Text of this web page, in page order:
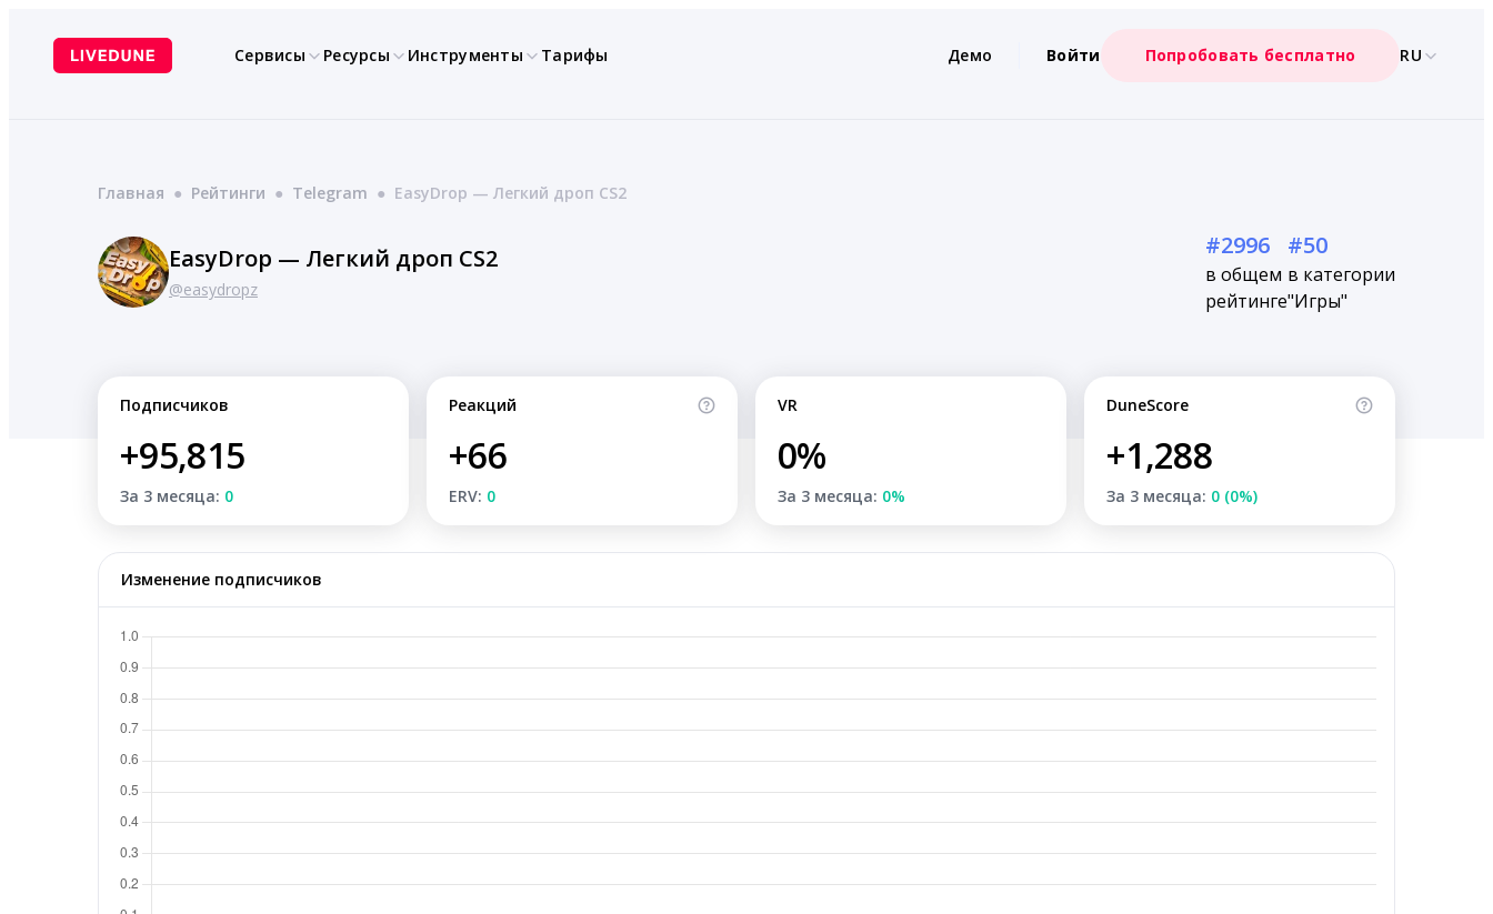
содержимому
Сервисы Ресурсы Инструменты Тарифы Демо Войти Попробовать бесплатно RU
Главная ● Рейтинги ● Telegram ● EasyDrop — Легкий дроп CS2
EasyDrop — Легкий дроп CS2
@easydropz
#2996
в общем
рейтинге
#50
в категории
"Игры"
Подписчиков
+95,815
За 3 месяца: 0
Реакций
+66
ERV: 0
VR
0%
За 3 месяца: 0%
DuneScore
+1,288
За 3 месяца: 0 (0%)
Изменение подписчиков